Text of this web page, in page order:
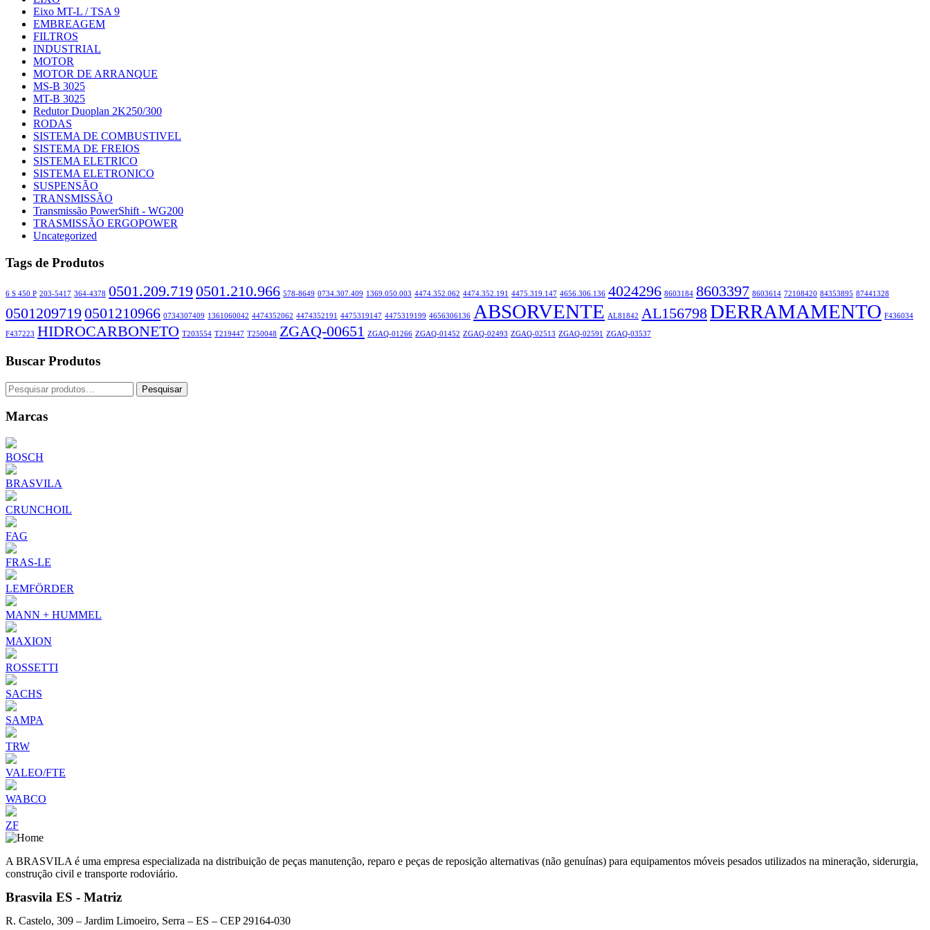
Eixo MT-L / TSA 9
EMBREAGEM
FILTROS
INDUSTRIAL
MOTOR
MOTOR DE ARRANQUE
MS-B 3025
MT-B 3025
Redutor Duoplan 2K250/300
RODAS
SISTEMA DE COMBUSTIVEL
SISTEMA DE FREIOS
SISTEMA ELETRICO
SISTEMA ELETRONICO
SUSPENSÃO
TRANSMISSÃO
Transmissão PowerShift - WG200
TRASMISSÃO ERGOPOWER
Uncategorized
Tags de Produtos
6 S 450 P 203-5417 364-4378 0501.209.719 0501.210.966 578-8649 0734.307.409 1369.050.003 4474.352.062 4474.352.191 4475.319.147 4656.306.136 4024296 8603184 8603397 8603614 72108420 84353895 87441328
0501209719 0501210966 0734307409 1361060042 4474352062 4474352191 4475319147 4475319199 4656306136 ABSORVENTE AL81842 AL156798DERRAMAMENTO F436034
F437223 HIDROCARBONETO T203554 T219447 T250048 ZGAQ-00651 ZGAQ-01266 ZGAQ-01452 ZGAQ-02493 ZGAQ-02513 ZGAQ-02591 ZGAQ-03537
Buscar Produtos
Pesquisar
por:
Pesquisar
Marcas
BOSCH
BRASVILA
CRUNCHOIL
FAG
FRAS-LE
LEMFÖRDER
MANN + HUMMEL
MAXION
ROSSETTI
SACHS
SAMPA
TRW
VALEO/FTE
WABCO
ZF
A BRASVILA é uma empresa especializada na distribuição de peças manutenção, reparo e peças de reposição alternativas (não genuínas) para equipamentos móveis pesados utilizados na mineração, siderurgia,
construção civil e transporte rodoviário.
Brasvila ES - Matriz
R. Castelo, 309 – Jardim Limoeiro, Serra – ES – CEP 29164-030